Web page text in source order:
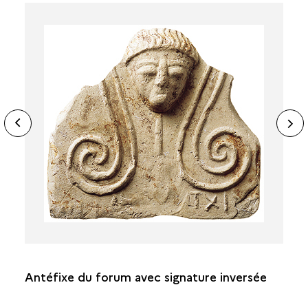
LA BASILIQUE
LA PLACE ET LE TEMPLE
MODULES ET PROPORTIONS
LA DATATION
Antéfixe du forum avec signature inversée